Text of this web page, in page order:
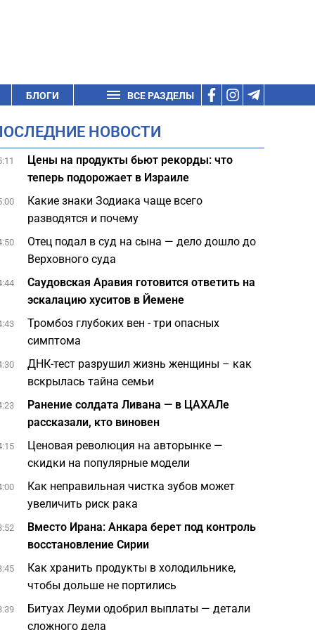
БЛОГИ ВСЕ РАЗДЕЛЫ
НОВОСТИ
Цены на продукты бьют рекорды: что
теперь подорожает в Израиле
Какие знаки Зодиака чаще всего
разводятся и почему
Отец подал в суд на сына — дело дошло до
Верховного суда
Саудовская Аравия готовится ответить на
эскалацию хуситов в Йемене
Тромбоз глубоких вен - три опасных
симптома
ДНК-тест разрушил жизнь женщины – как
вскрылась тайна семьи
Ранение солдата Ливана — в ЦАХАЛе
рассказали, кто виновен
Ценовая революция на авторынке —
скидки на популярные модели
Как неправильная чистка зубов может
увеличить риск рака
Вместо Ирана: Анкара берет под контроль
восстановление Сирии
Как хранить продукты в холодильнике,
чтобы дольше не портились
Битуах Леуми одобрил выплаты — детали
сложного дела